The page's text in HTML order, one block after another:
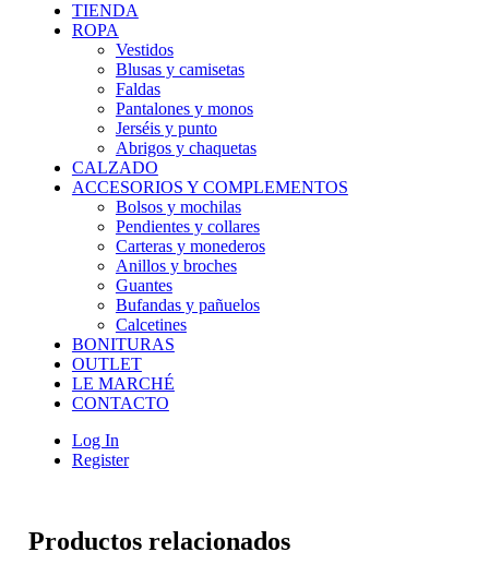
TIENDA
ROPA
Vestidos
Blusas y camisetas
Faldas
Pantalones y monos
Jerséis y punto
Abrigos y chaquetas
CALZADO
ACCESORIOS Y COMPLEMENTOS
Bolsos y mochilas
Pendientes y collares
Carteras y monederos
Anillos y broches
Guantes
Bufandas y pañuelos
Calcetines
BONITURAS
OUTLET
LE MARCHÉ
CONTACTO
Log In
Register
Productos relacionados